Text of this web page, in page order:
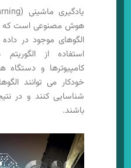
هوش مصنوعی است که
الگوهای موجود در
استفاده از
کامپیوترها و دستگاه
خودکار می توانند
شناسایی کنند و در
باشند.